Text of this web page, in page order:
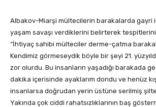
Albakov-Miarşi mültecilerin barakalarda gayri
yaşam savaşı verdiklerini belirterek
“İhtiyaç sahibi mülteciler derme-çatma
Kendimiz görmeseydik böyle bir şeyi 21.
zor olurdu. Bu insanların yaşadığı barakada
dakika içerisinde ayaklarım dondu ve henüz
insanlarsa doğrudan yerin üstüne serilmiş
Yakında çok ciddi rahatsızlıklarının baş